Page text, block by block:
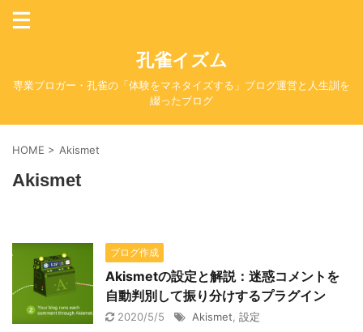
孔雀イズム
専業ブロガー・孔雀の「体験をマネタイズする」ブログ運営と人生訓を
綴ったブログ
HOME > Akismet
Akismet
ブログ作成
Akismetの設定と解説：迷惑コメントを
自動判別して振り分けするプラグイン
2020/5/5 Akismet 設定